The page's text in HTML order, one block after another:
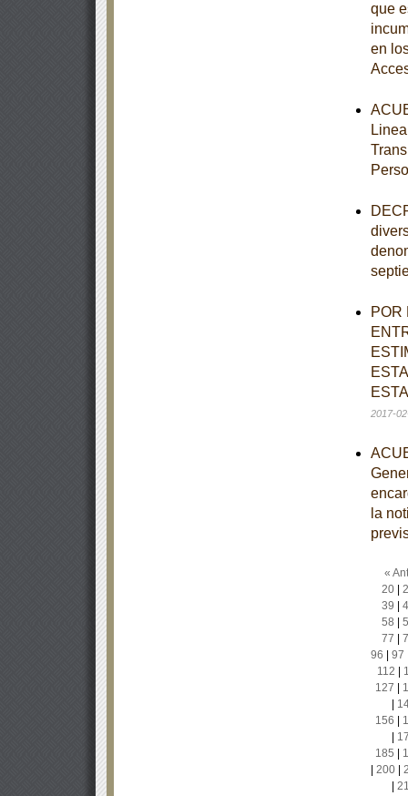
que
en
POR
2017-
la
«
20|
39
58
77
96
97
112
127
156
185
200|